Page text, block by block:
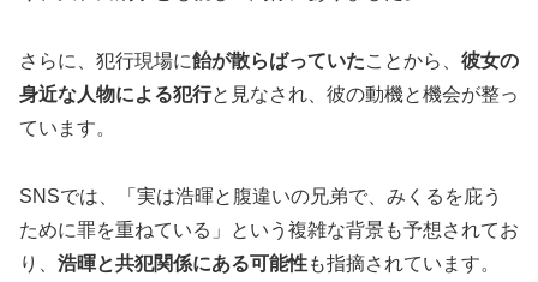
さらに、犯行現場に飴が散らばっていたことから、 彼女の
身近な人物による犯行と見なされ、彼の動機と機会が整っ
ています。
SNSでは、「実は浩暉と腹違いの兄弟で、みくるを庇う
ために罪を重ねている」という複雑な背景も予想されてお
り、 浩暉と共犯関係にある可能性も指摘されています。